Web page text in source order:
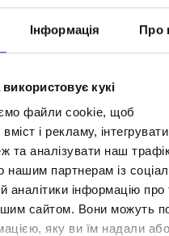
Інформація Про
кукі
файли cookie, щоб
і рекламу,
та аналізувати наш
нашим партнерам із
аналітики інформацію про
сайтом. Вони можуть
яку ви їм надали